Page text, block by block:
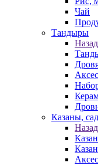
Чай
Тандыры
Назад
Казаны,
Назад